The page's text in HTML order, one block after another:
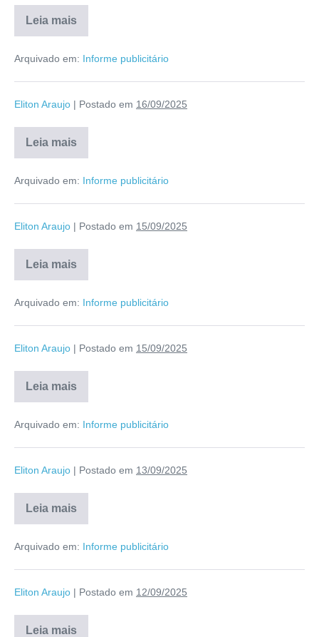
Leia mais
Arquivado em: Informe publicitário
Eliton Araujo | Postado em 16/09/2025
Leia mais
Arquivado em: Informe publicitário
Eliton Araujo | Postado em 15/09/2025
Leia mais
Arquivado em: Informe publicitário
Eliton Araujo | Postado em 15/09/2025
Leia mais
Arquivado em: Informe publicitário
Eliton Araujo | Postado em 13/09/2025
Leia mais
Arquivado em: Informe publicitário
Eliton Araujo | Postado em 12/09/2025
Leia mais